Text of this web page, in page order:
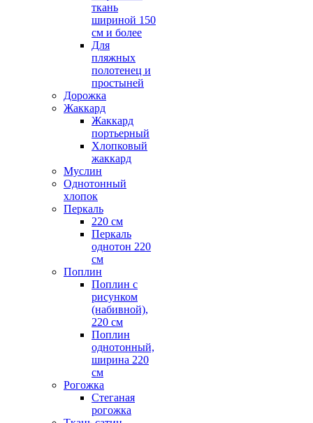
ткань
шириной 150
см и более
Для
пляжных
полотенец и
простыней
Дорожка
Жаккард
Жаккард
портьерный
Хлопковый
жаккард
Муслин
Однотонный
хлопок
Перкаль
220 см
Перкаль
однотон 220
см
Поплин
Поплин с
рисунком
(набивной),
220 см
Поплин
однотонный,
ширина 220
см
Рогожка
Стеганая
рогожка